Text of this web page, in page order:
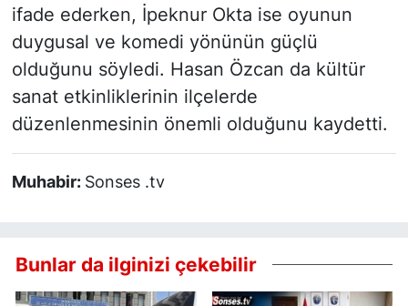
ifade ederken, İpeknur Okta ise oyunun
duygusal ve komedi yönünün güçlü
olduğunu söyledi. Hasan Özcan da kültür
sanat etkinliklerinin ilçelerde
düzenlenmesinin önemli olduğunu kaydetti.
Muhabir: Sonses .tv
Bunlar da ilginizi çekebilir